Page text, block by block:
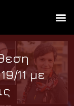
11 με